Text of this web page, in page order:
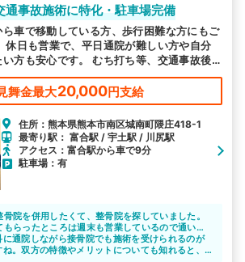
通事故施術に特化・駐車場完備
車で移動している方、歩行困難な方にもご
分
方も安心です。 むち打ち等、交通事故後
としています。
舞金最大20,000円支給
住所：熊本県熊本市南区城南町隈庄418-1
最寄り駅： 富合駅 / 宇土駅 / 川尻駅
アクセス：富合駅から車で9分
駐車場：有
骨院を併用したくて、整骨院を探していました。
もらったところは週末も営業しているので通い安
す。また、先生もきちんとこちらの話を聞いて、
っかりとしてもらえたので、安心して通院するこ
に通院しながら接骨院でも施術を受けられるのが
ね。双方の特徴やメリットについても知れると、